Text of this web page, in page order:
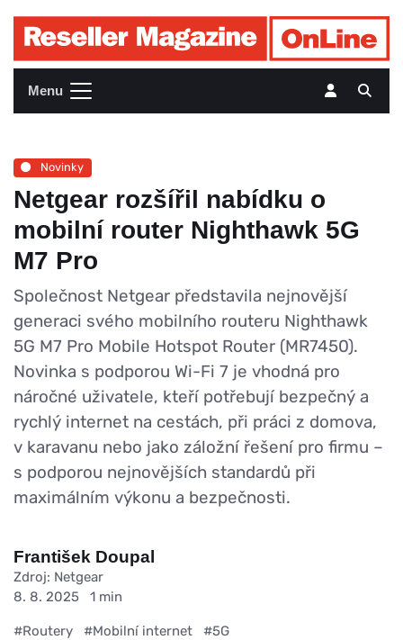
Menu
Novinky
Netgear rozšířil nabídku o
mobilní router Nighthawk 5G
M7 Pro
Společnost Netgear představila nejnovější
generaci svého mobilního routeru Nighthawk
5G M7 Pro Mobile Hotspot Router (MR7450).
Novinka s podporou Wi-Fi 7 je vhodná pro
náročné uživatele, kteří potřebují bezpečný a
rychlý internet na cestách, při práci z domova,
v karavanu nebo jako záložní řešení pro firmu –
s podporou nejnovějších standardů při
maximálním výkonu a bezpečnosti.
František Doupal
Zdroj: Netgear
8. 8. 2025
1 min
#Routery #Mobilní internet #5G